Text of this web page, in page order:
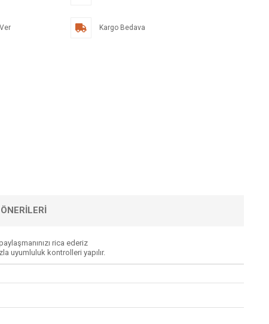
Kargo Bedava
rica ederiz
uyumluluk kontrolleri yapılır.